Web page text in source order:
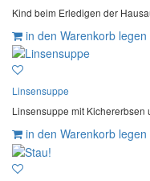
Kind beim Erledigen der
in den Warenkorb legen
Linsensuppe
Linsensuppe mit Kichererbsen
in den Warenkorb legen